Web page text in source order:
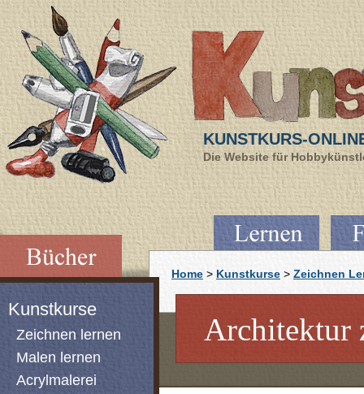
KUNSTKURS-
Die Website für
Kunstkurse
Zeichnen lernen
Malen lernen
Acrylmalerei
Home > Kunstkurse > Zeichnen
Architektur